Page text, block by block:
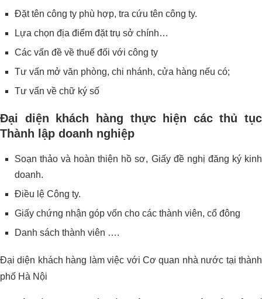
Đặt tên công ty phù hợp, tra cứu tên công ty.
Lựa chọn địa điểm đặt trụ sở chính…
Các vấn đề về thuế đối với công ty
Tư vấn mở văn phòng, chi nhánh, cửa hàng nếu có;
Tư vấn về chữ ký số
Đại diện khách hàng thực hiện các thủ tục
Thành lập doanh nghiệp
Soạn thảo và hoàn thiện hồ sơ, Giấy đề nghị đăng ký kinh
doanh.
Điều lệ Công ty.
Giấy chứng nhận góp vốn cho các thành viên, cổ đông
Danh sách thành viên ….
Đại diện khách hàng làm việc với Cơ quan nhà nước tại thành
phố Hà Nội